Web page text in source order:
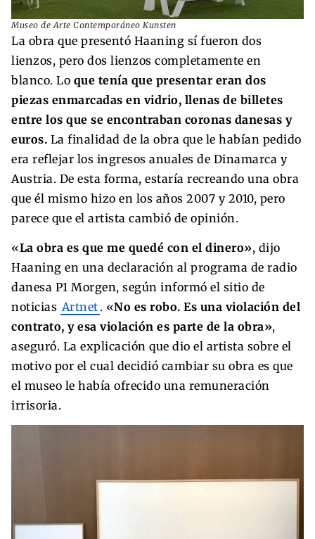
Museo de Arte Contemporáneo Kunsten
La obra que presentó Haaning sí fueron dos
lienzos, pero dos lienzos completamente en
blanco. Lo que tenía que presentar eran dos
piezas enmarcadas en vidrio, llenas de billetes
entre los que se encontraban coronas danesas y
euros. La finalidad de la obra que le habían pedido
era reflejar los ingresos anuales de Dinamarca y
Austria. De esta forma, estaría recreando una obra
que él mismo hizo en los años 2007 y 2010, pero
parece que el artista cambió de opinión.
«La obra es que me quedé con el dinero», dijo
Haaning en una declaración al programa de radio
danesa P1 Morgen, según informó el sitio de
noticias Artnet . «No es robo. Es una violación del
contrato, y esa violación es parte de la obra»,
aseguró. La explicación que dio el artista sobre el
motivo por el cual decidió cambiar su obra es que
el museo le había ofrecido una remuneración
irrisoria.